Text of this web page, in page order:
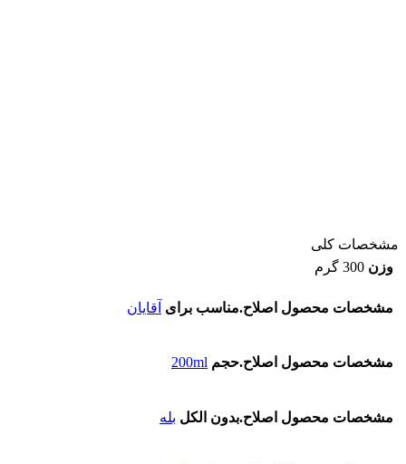
مشخصات کلی
وزن 300 گرم
مشخصات محصول اصلاح.مناسب برای آقایان
مشخصات محصول اصلاح.حجم 200ml
مشخصات محصول اصلاح.بدون الکل بله